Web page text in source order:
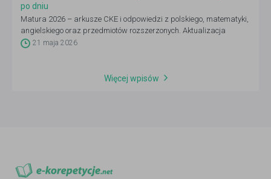
po dniu
Matura 2026 – arkusze CKE i odpowiedzi z polskiego, matematyki,
angielskiego oraz przedmiotów rozszerzonych. Aktualizacja
codziennie 4–21 maja po godz. 14:00.
21 maja 2026
Więcej wpisów